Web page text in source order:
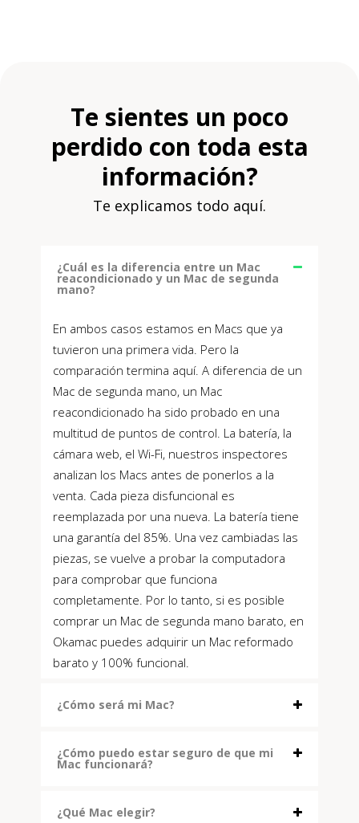
Te sientes un poco
perdido con toda esta
información?
Te explicamos todo aquí.
¿Cuál es la diferencia entre un Mac
reacondicionado y un Mac de segunda
mano?
En ambos casos estamos en Macs que ya
tuvieron una primera vida. Pero la
comparación termina aquí. A diferencia de un
Mac de segunda mano, un Mac
reacondicionado ha sido probado en una
multitud de puntos de control. La batería, la
cámara web, el Wi-Fi, nuestros inspectores
analizan los Macs antes de ponerlos a la
venta. Cada pieza disfuncional es
reemplazada por una nueva. La batería tiene
una garantía del 85%. Una vez cambiadas las
piezas, se vuelve a probar la computadora
para comprobar que funciona
completamente. Por lo tanto, si es posible
comprar un Mac de segunda mano barato, en
Okamac puedes adquirir un Mac reformado
barato y 100% funcional.
¿Cómo será mi Mac?
¿Cómo puedo estar seguro de que mi
Mac funcionará?
¿Qué Mac elegir?